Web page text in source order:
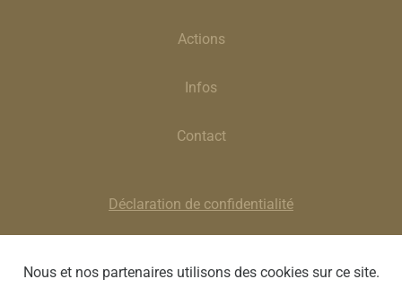
Actions
Infos
Contact
Déclaration de confidentialité
Nous et nos partenaires utilisons des cookies sur ce site.